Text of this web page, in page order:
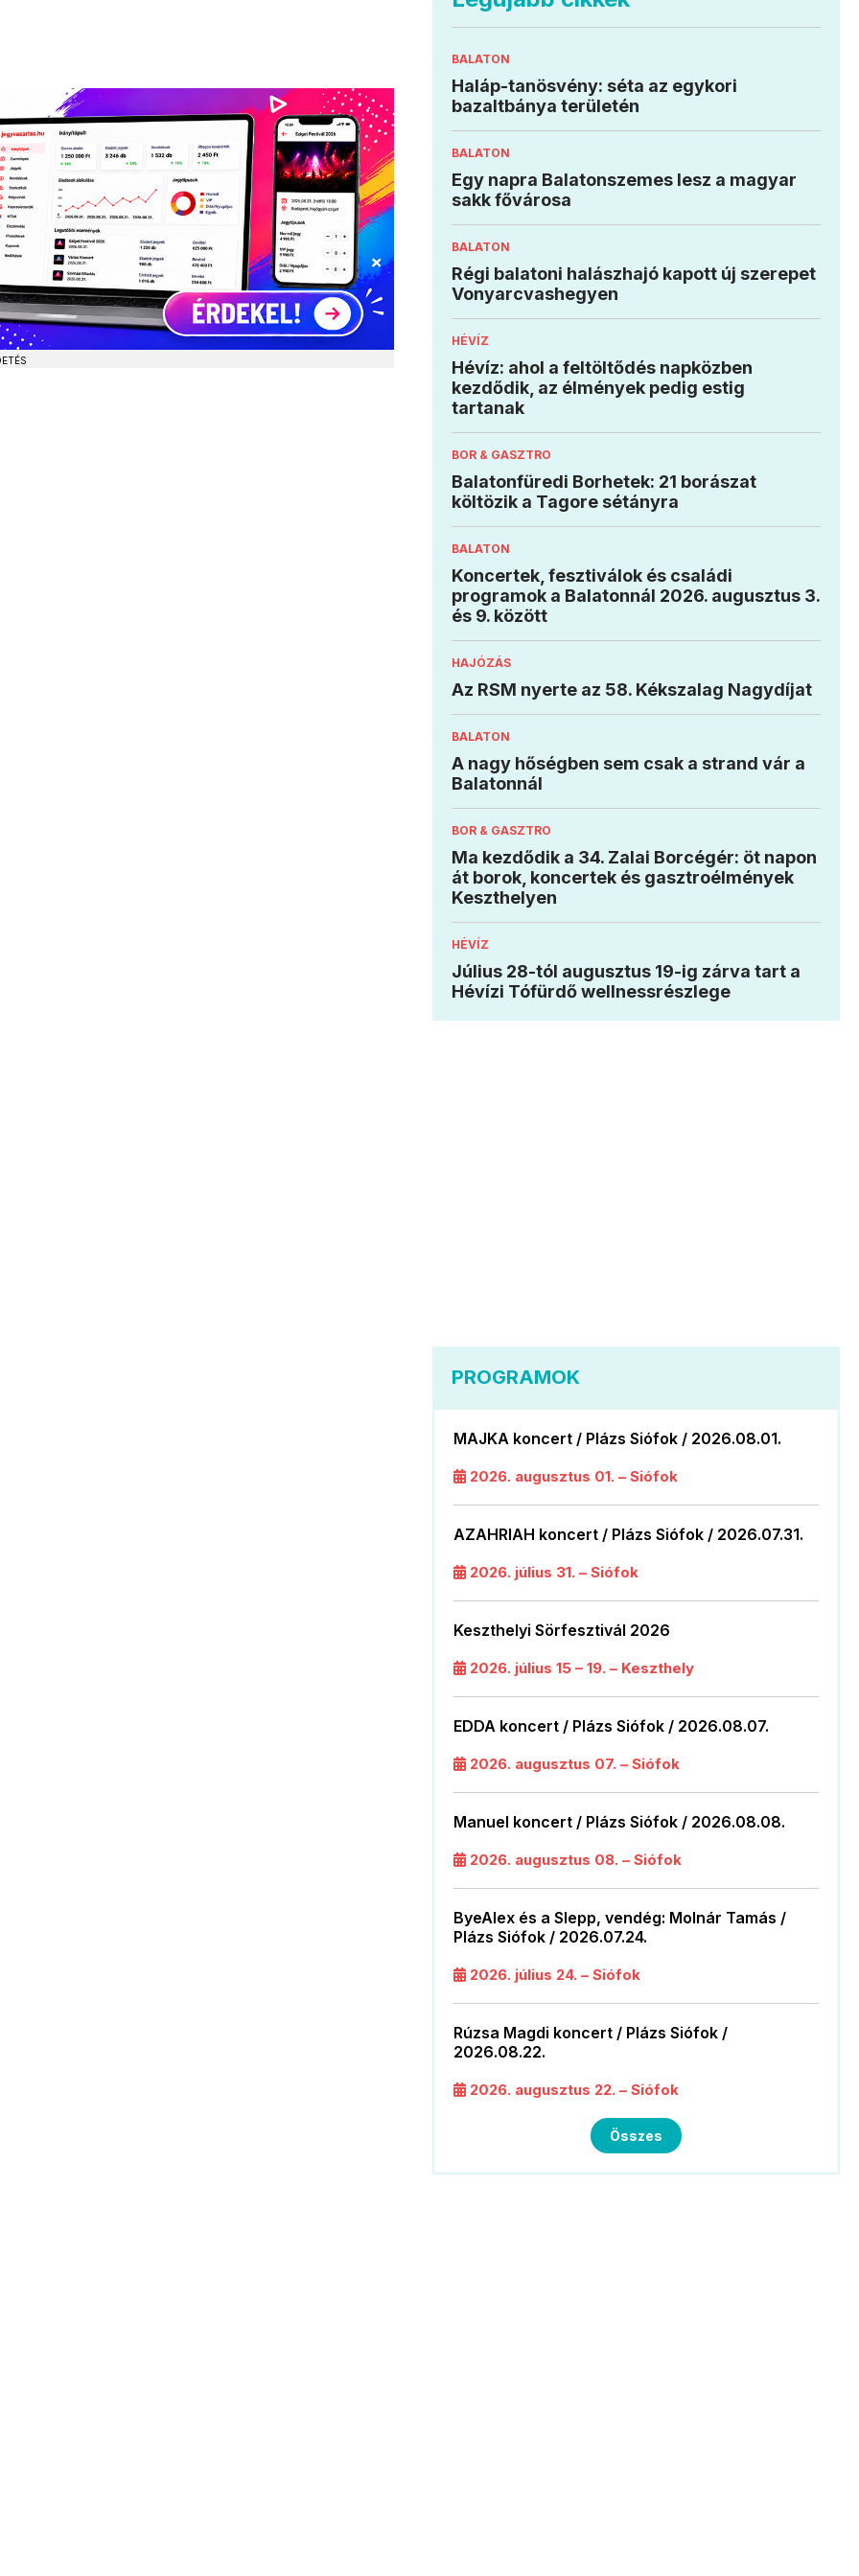
BALATON
Haláp-tanösvény: séta az egykori
bazaltbánya területén
BALATON
Egy napra Balatonszemes lesz a magyar
sakk fővárosa
BALATON
Régi balatoni halászhajó kapott új szerepet
Vonyarcvashegyen
HÉVÍZ
Hévíz: ahol a feltöltődés napközben
kezdődik, az élmények pedig estig
tartanak
BOR & GASZTRO
Balatonfüredi Borhetek: 21 borászat
költözik a Tagore sétányra
BALATON
Koncertek, fesztiválok és családi
programok a Balatonnál 2026. augusztus 3.
és 9. között
HAJÓZÁS
Az RSM nyerte az 58. Kékszalag Nagydíjat
BALATON
A nagy hőségben sem csak a strand vár a
Balatonnál
BOR & GASZTRO
Ma kezdődik a 34. Zalai Borcégér: öt napon
át borok, koncertek és gasztroélmények
Keszthelyen
HÉVÍZ
Július 28-tól augusztus 19-ig zárva tart a
Hévízi Tófürdő wellnessrészlege
PROGRAMOK
MAJKA koncert / Plázs Siófok / 2026.08.01.
2026. augusztus 01. – Siófok
AZAHRIAH koncert / Plázs Siófok / 2026.07.31.
2026. július 31. – Siófok
Keszthelyi Sörfesztivál 2026
2026. július 15 – 19. – Keszthely
EDDA koncert / Plázs Siófok / 2026.08.07.
2026. augusztus 07. – Siófok
Manuel koncert / Plázs Siófok / 2026.08.08.
2026. augusztus 08. – Siófok
ByeAlex és a Slepp, vendég: Molnár Tamás /
Plázs Siófok / 2026.07.24.
2026. július 24. – Siófok
Rúzsa Magdi koncert / Plázs Siófok /
2026.08.22.
2026. augusztus 22. – Siófok
Összes